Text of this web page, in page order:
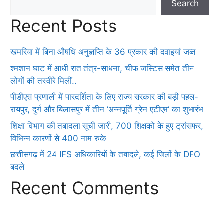
Search
Recent Posts
खमरिया में बिना औषधि अनुज्ञप्ति के 36 प्रकार की दवाइयां जब्त
श्मशान घाट में आधी रात तंत्र-साधना, चीफ जस्टिस समेत तीन
लोगों की तस्वीरें मिलीं..
पीडीएस प्रणाली में पारदर्शिता के लिए राज्य सरकार की बड़ी पहल-
रायपुर, दुर्ग और बिलासपुर में तीन ‘अन्नपूर्ति ग्रेन एटीएम‘ का शुभारंभ
शिक्षा विभाग की तबादला सूची जारी, 700 शिक्षको के हुए ट्रांसफर,
विभिन्न कारणों से 400 नाम रुके
छत्तीसगढ़ में 24 IFS अधिकारियों के तबादले, कई जिलों के DFO
बदले
Recent Comments